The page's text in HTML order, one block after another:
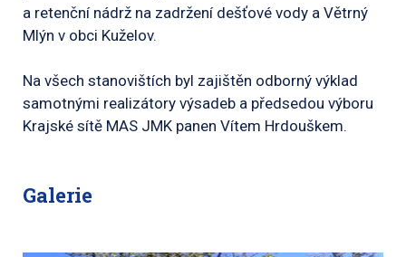
a retenční nádrž na zadržení dešťové vody a Větrný
Mlýn v obci Kuželov.
Na všech stanovištích byl zajištěn odborný výklad
samotnými realizátory výsadeb a předsedou výboru
Krajské sítě MAS JMK panen Vítem Hrdouškem.
Galerie